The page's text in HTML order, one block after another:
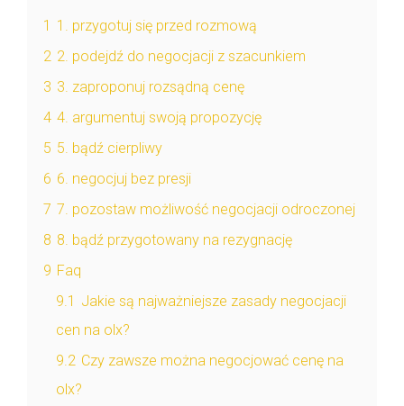
1 1. przygotuj się przed rozmową
2 2. podejdź do negocjacji z szacunkiem
3 3. zaproponuj rozsądną cenę
4 4. argumentuj swoją propozycję
5 5. bądź cierpliwy
6 6. negocjuj bez presji
7 7. pozostaw możliwość negocjacji odroczonej
8 8. bądź przygotowany na rezygnację
9 Faq
9.1 Jakie są najważniejsze zasady negocjacji
cen na olx?
9.2 Czy zawsze można negocjować cenę na
olx?